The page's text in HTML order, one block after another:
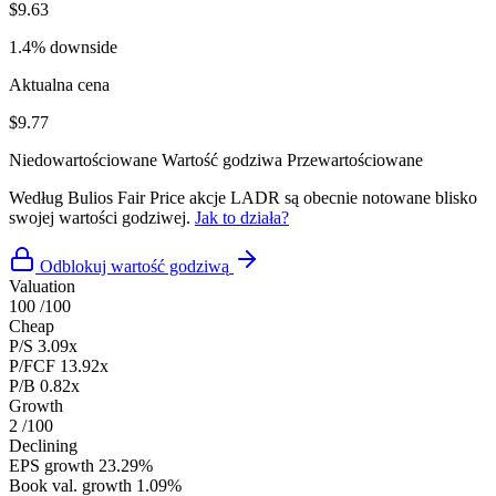
$9.63
1.4% downside
Aktualna cena
$9.77
Niedowartościowane Wartość godziwa Przewartościowane
Według Bulios Fair Price akcje LADR są obecnie notowane blisko
swojej wartości godziwej. Jak to działa?
Odblokuj wartość godziwą
Valuation
100 /100
Cheap
P/S 3.09x
P/FCF 13.92x
P/B 0.82x
Growth
2 /100
Declining
EPS growth 23.29%
Book val. growth 1.09%